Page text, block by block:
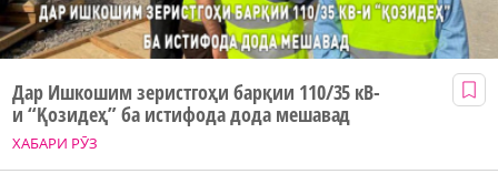
ХАБАРИ РӮЗ
Дар Ишкошим зеристгоҳи барқии 110/35 кВ-
и “Қозидеҳ” ба истифода дода мешавад